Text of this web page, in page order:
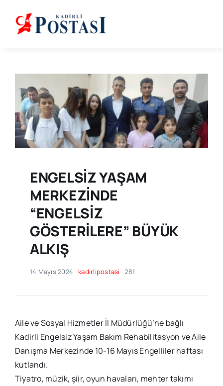
content
ENGELSİZ YAŞAM
MERKEZİNDE
“ENGELSİZ
GÖSTERİLERE” BÜYÜK
ALKIŞ
14 Mayıs 2024 kadirlipostasi 281
Aile ve Sosyal Hizmetler İl Müdürlüğü’ne bağlı
Kadirli Engelsiz Yaşam Bakım Rehabilitasyon ve Aile
Danışma Merkezinde 10-16 Mayıs Engelliler haftası
kutlandı.
Tiyatro, müzik, şiir, oyun havaları, mehter takımı